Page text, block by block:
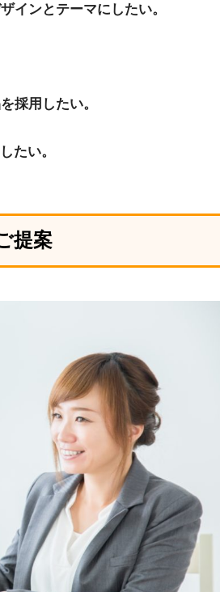
インとテーマにしたい。
採用したい。
たい。
提案